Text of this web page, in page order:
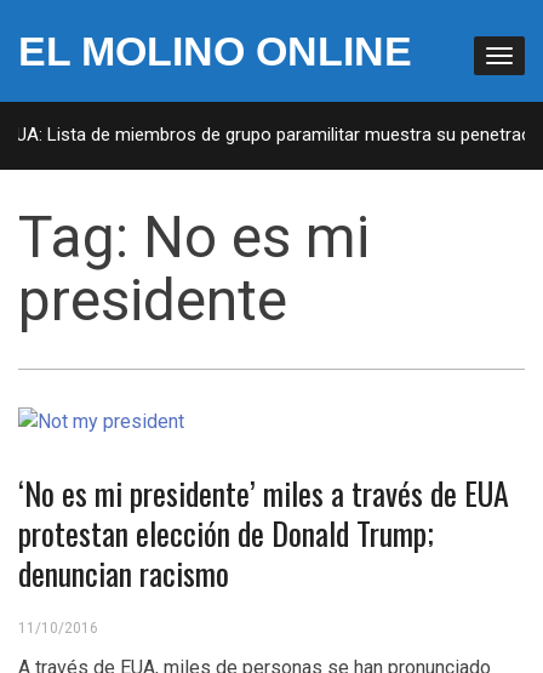
EL MOLINO ONLINE
Lista de miembros de grupo paramilitar muestra su
Tag: No es mi
presidente
‘No es mi presidente’ miles a través de EUA
protestan elección de Donald Trump;
denuncian racismo
11/10/2016
A través de EUA, miles de personas se han pronunciado